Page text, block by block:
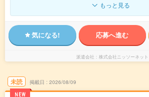
もっと見る
気になる! 応募へ進む
派遣会社 株式会社ニッソーネット
未読
NEW
掲載日 2026/08/09